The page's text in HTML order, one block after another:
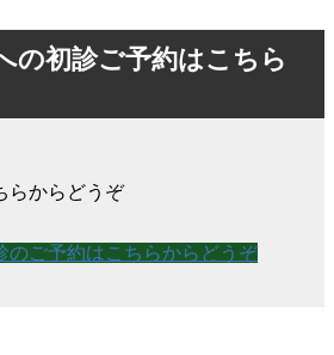
の初診ご予約はこちら
らからどうぞ
のご予約はこちらからどうぞ